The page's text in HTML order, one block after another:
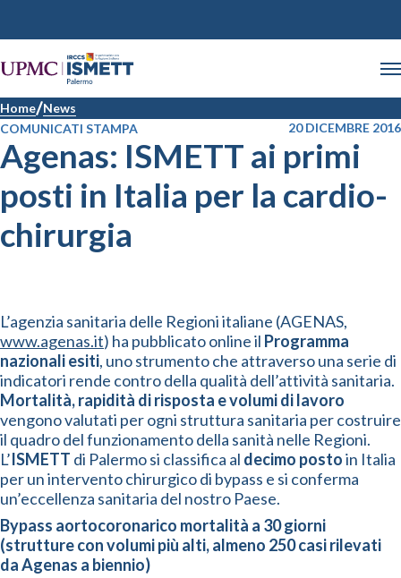
Home News
COMUNICATI STAMPA
20 DICEMBRE 2016
Agenas: ISMETT ai primi
posti in Italia per la cardio-
chirurgia
L’agenzia sanitaria delle Regioni italiane (AGENAS,
www.agenas.it) ha pubblicato online il Programma
nazionali esiti, uno strumento che attraverso una serie di
indicatori rende contro della qualità dell’attività sanitaria.
Mortalità, rapidità di risposta e volumi di lavoro
vengono valutati per ogni struttura sanitaria per costruire
il quadro del funzionamento della sanità nelle Regioni.
L’ISMETT di Palermo si classifica al decimo postoin Italia
per un intervento chirurgico di bypass e si conferma
un’eccellenza sanitaria del nostro Paese.
Bypass aortocoronarico mortalità a 30 giorni
(strutture con volumi più alti, almeno 250 casi rilevati
da Agenas a biennio)